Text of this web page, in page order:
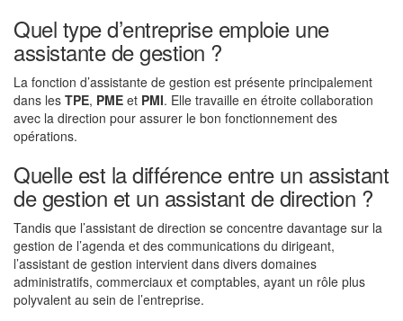
Quel type d’entreprise emploie une
assistante de gestion ?
La fonction d’assistante de gestion est présente principalement
dans les TPE, PME et PMI. Elle travaille en étroite collaboration
avec la direction pour assurer le bon fonctionnement des
opérations.
Quelle est la différence entre un assistant
de gestion et un assistant de direction ?
Tandis que l’assistant de direction se concentre davantage sur la
gestion de l’agenda et des communications du dirigeant,
l’assistant de gestion intervient dans divers domaines
administratifs, commerciaux et comptables, ayant un rôle plus
polyvalent au sein de l’entreprise.